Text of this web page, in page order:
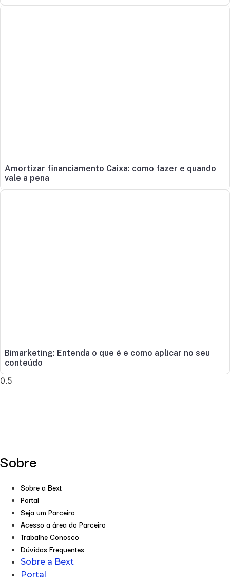
Amortizar financiamento Caixa: como fazer e quando
vale a pena
Bimarketing: Entenda o que é e como aplicar no seu
conteúdo
Sobre
Sobre a Bext
Portal
Seja um Parceiro
Acesso a área do Parceiro
Trabalhe Conosco
Dúvidas Frequentes
Sobre a Bext
Portal